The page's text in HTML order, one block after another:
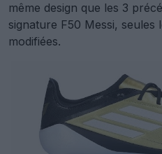
même design que les 3
signature F50 Messi, seules
modifiées.